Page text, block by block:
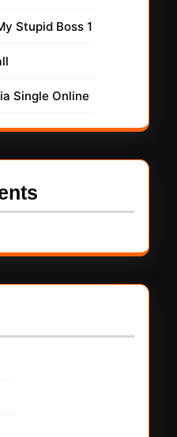
Stupid Boss 1
Single Online